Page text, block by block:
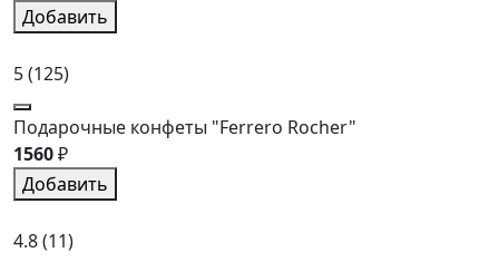
Добавить
5(125)
Подарочные конфеты "Ferrero Rocher"
1560₽
Добавить
4.8(11)